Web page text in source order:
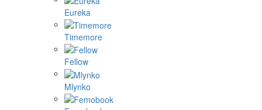
Eureka
Timemore
Fellow
Mlynko